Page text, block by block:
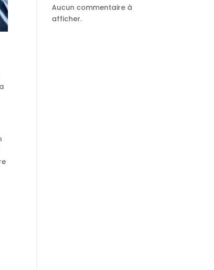
Aucun commentaire à
afficher.